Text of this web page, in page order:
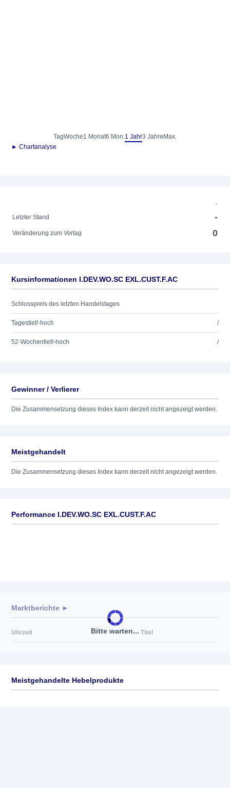
TagWoche1 Monat6 Mon.1 Jahr3 Jahre Max.
► Chartanalyse
-
Letzter Stand
-
Veränderung zum Vortag 0
Kursinformationen I.DEV.WO.SC EXL.CUST.F.AC
Schlusspreis des letzten Handelstages
Tagestief/-hoch /
52-Wochentief/-hoch /
Gewinner / Verlierer
Die Zusammensetzung dieses Index kann derzeit nicht angezeigt werden.
Meistgehandelt
Die Zusammensetzung dieses Index kann derzeit nicht angezeigt werden.
Performance I.DEV.WO.SC EXL.CUST.F.AC
Bitte warten...
Marktberichte ►
Uhrzeit Titel
Meistgehandelte Hebelprodukte